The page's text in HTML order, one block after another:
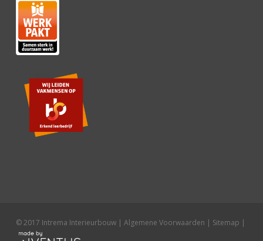
© 2017 Intrema Interieurbouw | Algemene Voorwaarden | Sitemap |